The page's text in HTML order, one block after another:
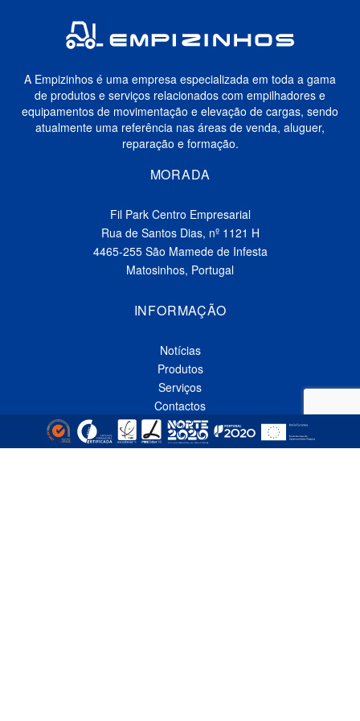
A Empizinhos é uma empresa especializada em toda a gama
de produtos e serviços relacionados com empilhadores e
equipamentos de movimentação e elevação de cargas, sendo
atualmente uma referência nas áreas de venda, aluguer,
reparação e formação.
MORADA
Fil Park Centro Empresarial
Rua de Santos Dias, nº 1121 H
4465-255 São Mamede de Infesta
Matosinhos, Portugal
INFORMAÇÃO
Notícias
Produtos
Serviços
Contactos
Política de Privacidade
Livro de Reclamações Online